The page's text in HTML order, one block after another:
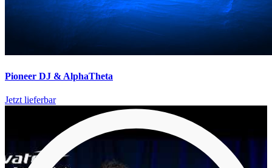
Pioneer DJ & AlphaTheta
Jetzt lieferbar